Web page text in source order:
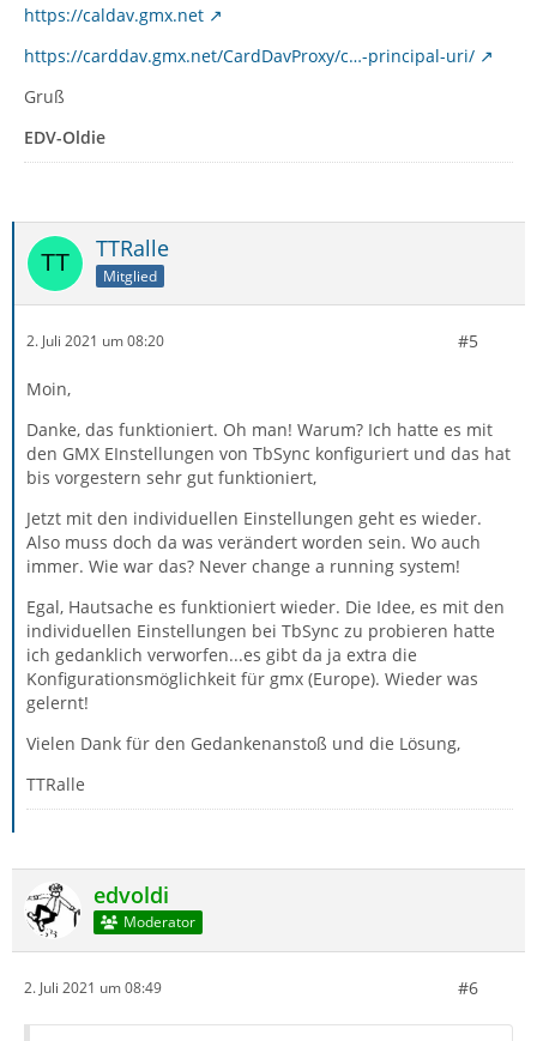
https://caldav.gmx.net
https://carddav.gmx.net/CardDavProxy/c…-principal-uri/
Gruß
EDV-Oldie
TTRalle
Mitglied
2. Juli 2021 um 08:20 #5
Moin,
Danke, das funktioniert. Oh man! Warum? Ich hatte es mit
den GMX EInstellungen von TbSync konfiguriert und das hat
bis vorgestern sehr gut funktioniert,
Jetzt mit den individuellen Einstellungen geht es wieder.
Also muss doch da was verändert worden sein. Wo auch
immer. Wie war das? Never change a running system!
Egal, Hautsache es funktioniert wieder. Die Idee, es mit den
individuellen Einstellungen bei TbSync zu probieren hatte
ich gedanklich verworfen...es gibt da ja extra die
Konfigurationsmöglichkeit für gmx (Europe). Wieder was
gelernt!
Vielen Dank für den Gedankenanstoß und die Lösung,
TTRalle
edvoldi
Moderator
2. Juli 2021 um 08:49 #6